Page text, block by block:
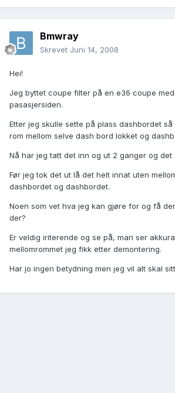
Bmwray
Skrevet Juni 14, 2008
Hei!
Jeg byttet coupe filter på en e36 coupe
pasasjersiden.
Etter jeg skulle sette på plass dashbordet så
rom mellom selve dash bord lokket og
Nå har jeg tatt det inn og ut 2 ganger og det
Før jeg tok det ut lå det helt innat uten
dashbordet og dashbordet.
Noen som vet hva jeg kan gjøre for og få
der?
Er veldig iriterende og se på, man ser
mellomrommet jeg fikk etter demontering.
Har jo ingen betydning men jeg vil alt skal